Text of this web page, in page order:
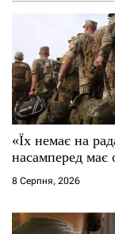
«Їх немає на
насамперед має
8 Серпня, 2026